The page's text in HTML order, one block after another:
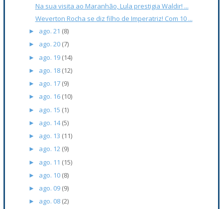
Na sua visita ao Maranhão, Lula prestigia Waldir! ...
Weverton Rocha se diz filho de Imperatriz! Com 10 ...
► ago. 21 (8)
► ago. 20 (7)
► ago. 19 (14)
► ago. 18 (12)
► ago. 17 (9)
► ago. 16 (10)
► ago. 15 (1)
► ago. 14(5)
► ago. 13 (11)
► ago. 12 (9)
► ago. 11 (15)
► ago. 10 (8)
► ago. 09 (9)
► ago. 08 (2)